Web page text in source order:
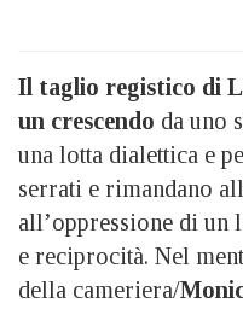
Il taglio registico di
un crescendo da uno
una lotta dialettica e
serrati e rimandano
all’oppressione di un
e reciprocità. Nel
della cameriera/